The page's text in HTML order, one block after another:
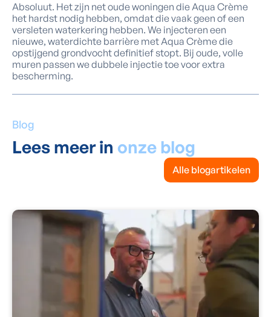
Absoluut. Het zijn net oude woningen die Aqua Crème
het hardst nodig hebben, omdat die vaak geen of een
versleten waterkering hebben. We injecteren een
nieuwe, waterdichte barrière met Aqua Crème die
opstijgend grondvocht definitief stopt. Bij oude, volle
muren passen we dubbele injectie toe voor extra
bescherming.
Blog
Lees meer in onze blog
Alle blogartikelen